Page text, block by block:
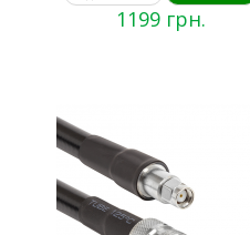
1199 грн.